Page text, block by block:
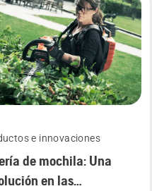
e innovaciones
de mochila: Una
en las